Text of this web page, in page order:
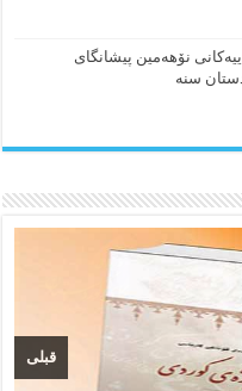
نۆهەمین پیشانگای
سنە
قبلی